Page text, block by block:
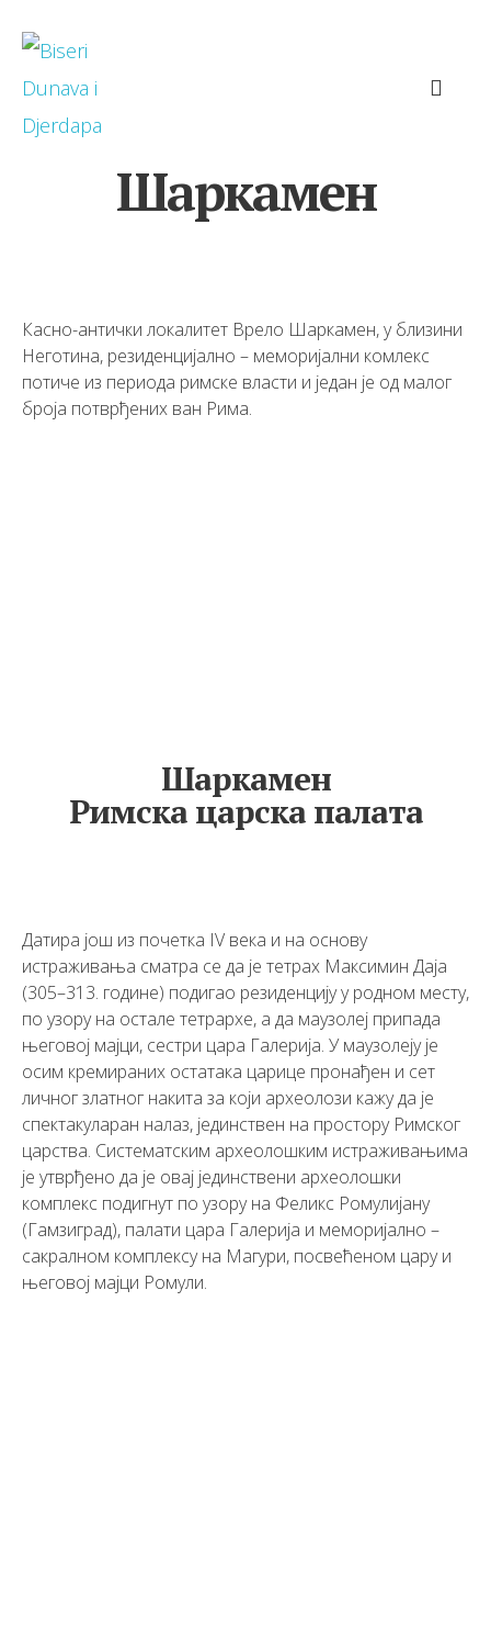
Шаркамен
Касно-антички локалитет Врело Шаркамен, у близини
Неготина, резиденцијално – меморијални комлекс
потиче из периода римске власти и један је од малог
броја потврђених ван Рима.
Шаркамен
Римска царска палата
Датира још из почетка IV века и на основу
истраживања сматра се да је тетрах Максимин Даја
(305–313. године) подигао резиденцију у родном месту,
по узору на остале тетрархе, а да маузолеј припада
његовој мајци, сестри цара Галерија. У маузолеју је
осим кремираних остатака царице пронађен и сет
личног златног накита за који археолози кажу да је
спектакуларан налаз, јединствен на простору Римског
царства. Систематским археолошким истраживањима
је утврђено да је овај јединствени археолошки
комплекс подигнут по узору на Феликс Ромулијану
(Гамзиград), палати цара Галерија и меморијално –
сакралном комплексу на Магури, посвећеном цару и
његовој мајци Ромули.